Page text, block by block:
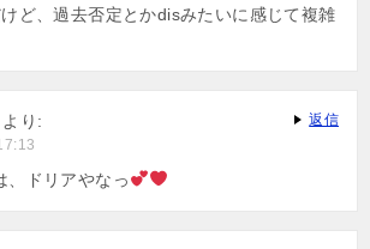
ど、過去否定とかdisみたいに感じて複雑
より:
、ドリアやなっ
返信